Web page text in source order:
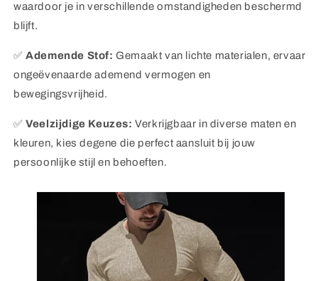
waardoor je in verschillende omstandigheden beschermd
blijft.
✅ Ademende Stof: Gemaakt van lichte materialen, ervaar
ongeëvenaarde ademend vermogen en
bewegingsvrijheid.
✅ Veelzijdige Keuzes:Verkrijgbaar in diverse maten en
kleuren, kies degene die perfect aansluit bij jouw
persoonlijke stijl en behoeften.